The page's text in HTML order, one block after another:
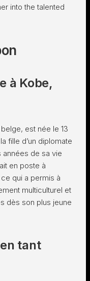
into the talented
à Kobe,
est née le 13
fille d’un diplomate
de sa vie
en poste à
qui a permis à
multiculturel et
dès son plus jeune
tant